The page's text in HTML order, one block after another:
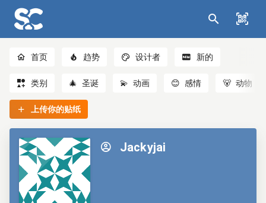
首页 趋势 设计者 新的
类别 🎄 圣诞 💫 动画 😊 感情 🐻 动物
上传你的贴纸
Jackyjai